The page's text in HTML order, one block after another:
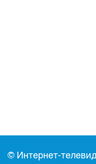
© Интернет-